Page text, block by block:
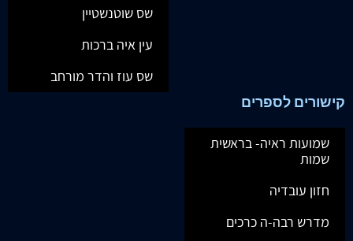
שס שוטנשטיין
עין איה ברכות
שס עוז והדר מורחב
קישורים לספרים
שמועות ראיה- בראשית
שמות
חזון עובדיה
מדרש רבה-ה כרכים